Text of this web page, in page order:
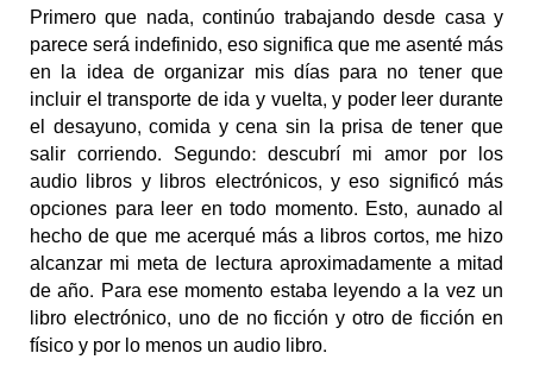
Primero que nada, continúo trabajando desde casa y
parece será indefinido, eso significa que me asenté más
en la idea de organizar mis días para no tener que
incluir el transporte de ida y vuelta, y poder leer durante
el desayuno, comida y cena sin la prisa de tener que
salir corriendo. Segundo: descubrí mi amor por los
audio libros y libros electrónicos, y eso significó más
opciones para leer en todo momento. Esto, aunado al
hecho de que me acerqué más a libros cortos, me hizo
alcanzar mi meta de lectura aproximadamente a mitad
de año. Para ese momento estaba leyendo a la vez un
libro electrónico, uno de no ficción y otro de ficción en
físico y por lo menos un audio libro.